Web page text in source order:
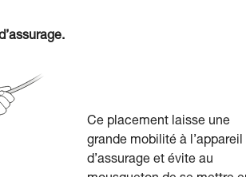
Ce placement laisse une
grande mobilité à l’appareil
d’assurage et évite au